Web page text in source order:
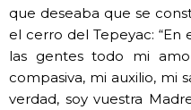
que deseaba que se
el cerro del Tepeyac: “En
las gentes todo mi
compasiva, mi auxilio, mi
verdad, soy vuestra